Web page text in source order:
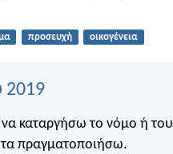
προσευχή οικογένεια
2019
καταργήσω το νόμο ή
πραγματοποιήσω.